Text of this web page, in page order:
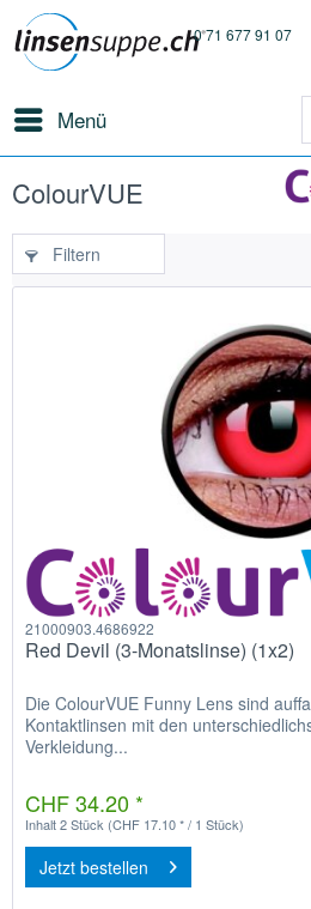
0 71 677 91 07
Menü
ColourVUE
Filtern
21000903.4686922
Red Devil (3-Monatslinse) (1x2)
Die ColourVUE Funny Lens sind
Kontaktlinsen mit den
Verkleidung...
CHF 34.20 *
Inhalt2 Stück (CHF 17.10 * / 1 Stück)
Jetzt bestellen